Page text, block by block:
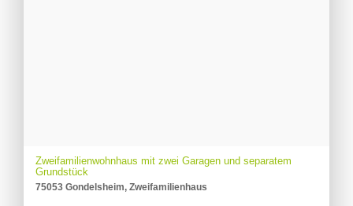
Zweifamilienwohnhaus mit zwei Garagen und separatem
Grundstück
75053 Gondelsheim, Zweifamilienhaus